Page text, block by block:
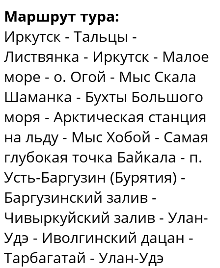
Маршрут тура:
Иркутск - Тальцы -
Листвянка - Иркутск - Малое
море - о. Огой - Мыс Скала
Шаманка - Бухты Большого
моря - Арктическая станция
на льду - Мыс Хобой - Самая
глубокая точка Байкала - п.
Усть-Баргузин (Бурятия) -
Баргузинский залив -
Чивыркуйский залив - Улан-
Удэ - Иволгинский дацан -
Тарбагатай - Улан-Удэ